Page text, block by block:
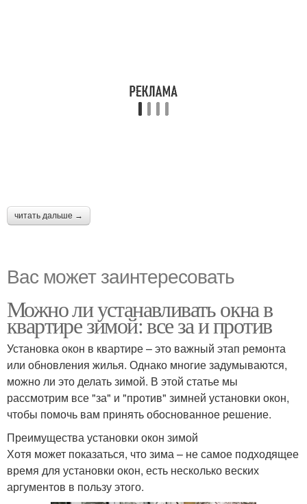
читать дальше →
Вас может заинтересовать
Можно ли устанавливать окна в
квартире зимой: все за и против
Установка окон в квартире – это важный этап ремонта
или обновления жилья. Однако многие задумываются,
можно ли это делать зимой. В этой статье мы
рассмотрим все "за" и "против" зимней установки окон,
чтобы помочь вам принять обоснованное решение.
Преимущества установки окон зимой
Хотя может показаться, что зима – не самое подходящее
время для установки окон, есть несколько веских
аргументов в пользу этого.